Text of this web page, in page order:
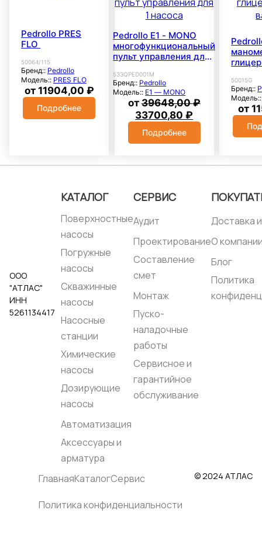
Pedrollo PRES
FLO
50064/115
Бренд:: Pedrollo
Модель:: PRES FLO
от 11904,00 ₽
Подробнее
Pedrollo E1 - MONO
многофункциональный
пульт управления для
533QPED001M
Бренд:: Pedrollo
Модель:: E1 — MONO
от39648,00₽
Первоначальная
цена
составляла
33700,80₽ Текущая
цена:
33700,80 ₽.
Подробнее
50015G
Бренд::
от
ООО
"АТЛАС"
ИНН
5261134417
КАТАЛОГ
Поверхностные
насосы
Погружные
насосы
Скважинные
насосы
Насосные
станции
Химические
насосы
Дозирующие
насосы
Автоматизация
Аксессуары и
арматура
СЕРВИС
Аудит
Проектирование
Составление
смет
Монтаж
Пуско-
наладочные
работы
Сервисное и
гарантийное
обслуживание
Доставка
О
Блог
Политика
ГлавнаяКаталогСервис
Политика конфиденциальности
© 2024 АТЛАС